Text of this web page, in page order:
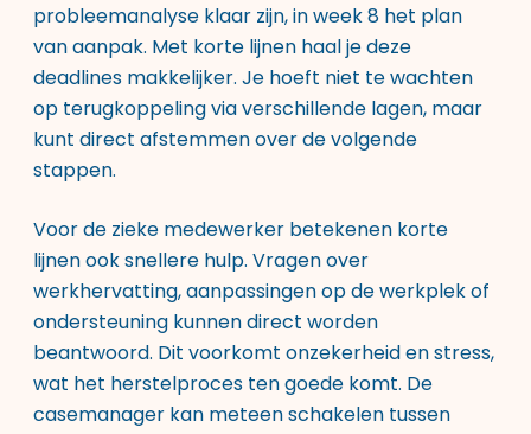
probleemanalyse klaar zijn, in week 8 het plan
van aanpak. Met korte lijnen haal je deze
deadlines makkelijker. Je hoeft niet te wachten
op terugkoppeling via verschillende lagen, maar
kunt direct afstemmen over de volgende
stappen.
Voor de zieke medewerker betekenen korte
lijnen ook snellere hulp. Vragen over
werkhervatting, aanpassingen op de werkplek of
ondersteuning kunnen direct worden
beantwoord. Dit voorkomt onzekerheid en stress,
wat het herstelproces ten goede komt. De
casemanager kan meteen schakelen tussen